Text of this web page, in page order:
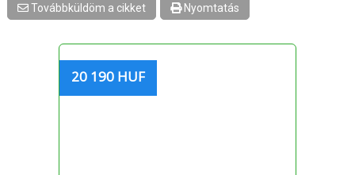
Továbbküldöm a cikket Nyomtatás
20 190 HUF